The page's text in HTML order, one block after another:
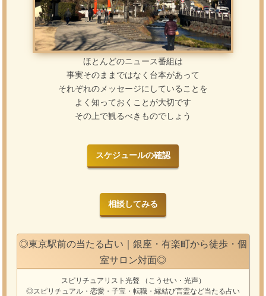
ほとんどのニュース番組は
事実そのままではなく 台本があって
それぞれのメッセージにしていることを
よく知っておくことが大切です
その上で観るべきものでしょう
スケジュールの確認
相談してみる
◎東京駅前の当たる占い｜銀座・有楽町から徒歩・個
室サロン対面◎
スピリチュアリスト光聲（こうせい・光声）
◎スピリチュアル・恋愛・子宝・転職・縁結び言霊など当たる占い